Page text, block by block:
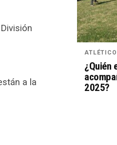
a la
¿Quién
2025?